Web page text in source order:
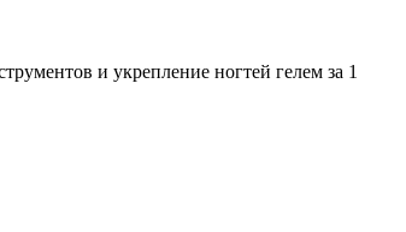
и укрепление ногтей гелем за 1